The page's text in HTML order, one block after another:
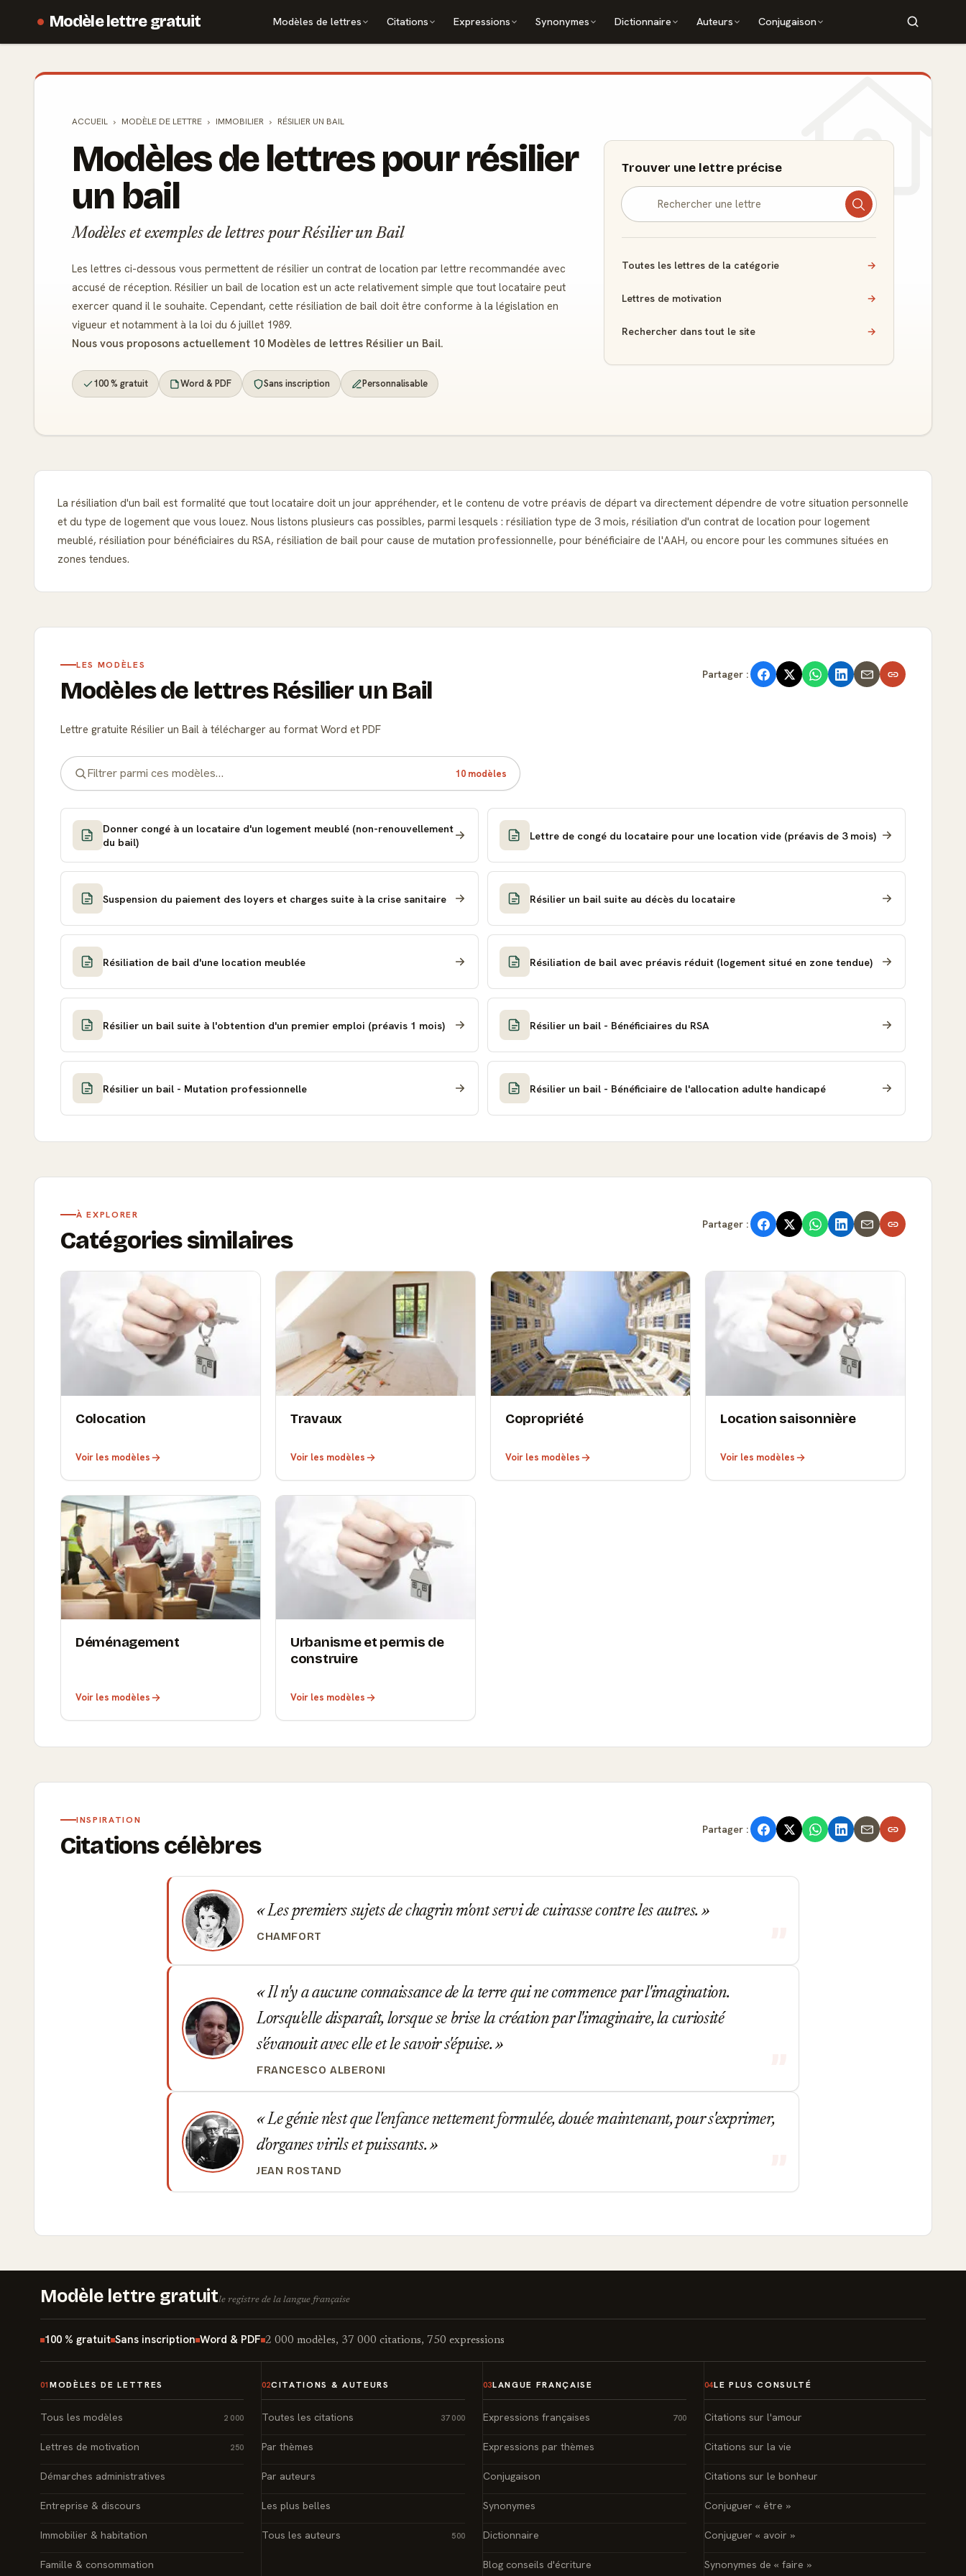
Modèle lettre gratuit Modèles de lettres Citations Expressions Synonymes Dictionnaire Auteurs Conjugaison
ACCUEIL MODÈLE DE LETTRE IMMOBILIER RÉSILIER UN BAIL
Modèles de lettres pour résilier
un bail
Modèles et exemples de lettres pour Résilier un Bail
Les lettres ci-dessous vous permettent de résilier un contrat de location par lettre recommandée avec
accusé de réception. Résilier un bail de location est un acte relativement simple que tout locataire peut
exercer quand il le souhaite. Cependant, cette résiliation de bail doit être conforme à la législation en
vigueur et notamment à la loi du 6 juillet 1989.
Nous vous proposons actuellement 10 Modèles de lettres Résilier un Bail.
100 % gratuit Word & PDF Sans inscription Personnalisable
Trouver une lettre précise
Toutes les lettres de la catégorie →
Lettres de motivation →
Rechercher dans tout le site →
La résiliation d'un bail est formalité que tout locataire doit un jour appréhender, et le contenu de votre préavis de départ va directement dépendre de votre situation personnelle
et du type de logement que vous louez. Nous listons plusieurs cas possibles, parmi lesquels : résiliation type de 3 mois, résiliation d'un contrat de location pour logement
meublé, résiliation pour bénéficiaires du RSA, résiliation de bail pour cause de mutation professionnelle, pour bénéficiaire de l'AAH, ou encore pour les communes situées en
zones tendues.
LES MODÈLES
Modèles de lettres Résilier un Bail
Partager :
Lettre gratuite Résilier un Bail à télécharger au format Word et PDF
10 modèles
Donner congé à un locataire d'un logement meublé (non-renouvellement
du bail)
Lettre de congé du locataire pour une location vide (préavis de 3 mois)
Suspension du paiement des loyers et charges suite à la crise sanitaire Résilier un bail suite au décès du locataire
Résiliation de bail d'une location meublée Résiliation de bail avec préavis réduit (logement situé en zone tendue)
Résilier un bail suite à l'obtention d'un premier emploi (préavis 1 mois) Résilier un bail - Bénéficiaires du RSA
Résilier un bail - Mutation professionnelle Résilier un bail - Bénéficiaire de l'allocation adulte handicapé
À EXPLORER
Catégories similaires
Partager :
Colocation
Voir les modèles
Travaux
Voir les modèles
Copropriété
Voir les modèles
Location saisonnière
Voir les modèles
Déménagement
Voir les modèles
Urbanisme et permis de
construire
Voir les modèles
INSPIRATION
Citations célèbres
Partager :
Les premiers sujets de chagrin m'ont servi de cuirasse contre les autres.
CHAMFORT
Il n'y a aucune connaissance de la terre qui ne commence par l'imagination.
Lorsqu'elle disparaît, lorsque se brise la création par l'imaginaire, la curiosité
s'évanouit avec elle et le savoir s'épuise.
FRANCESCO ALBERONI
Le génie n'est que l'enfance nettement formulée, douée maintenant, pour s'exprimer,
d'organes virils et puissants.
JEAN ROSTAND
Modèle lettre gratuitle registre de la langue française
100 % gratuit Sans inscription Word & PDF 2 000 modèles, 37 000 citations, 750 expressions
01 MODÈLES DE LETTRES
Tous les modèles 2 000
Lettres de motivation 250
Démarches administratives
Entreprise & discours
Immobilier & habitation
Famille & consommation
02CITATIONS & AUTEURS
Toutes les citations 37 000
Par thèmes
Par auteurs
Les plus belles
Tous les auteurs 500
03LANGUE FRANÇAISE
Expressions françaises 700
Expressions par thèmes
Conjugaison
Synonymes
Dictionnaire
Blog conseils d'écriture
04LE PLUS CONSULTÉ
Citations sur l'amour
Citations sur la vie
Citations sur le bonheur
Conjuguer « être »
Conjuguer « avoir »
Synonymes de « faire »